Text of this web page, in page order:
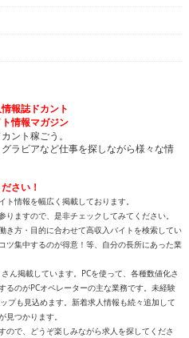
報誌ドカント
情報マガジン
ント稼ごう。
ラビアなど仕事を探しながら様々な情
さい！
ト情報を幅広く掲載しております。
ますので、是非チェックしてみてください。
き方・目的に合わせて高収入バイトを検索してい
ツ集中するのが得意！等、自分の長所にあった業
ん掲載しています。PCを使って、各種数値化さ
るのがPCオペレーターの主な業務です。未経験
プも見込めます。新着求人情報も続々追加して
つかります。
ので、どうぞ楽しみながら求人を探してくださ